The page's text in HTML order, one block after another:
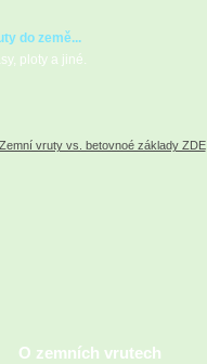
do země...
ploty a jiné.
Zemní vruty vs. betovnoé základy ZDE
O zemních vrutech